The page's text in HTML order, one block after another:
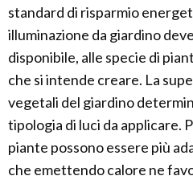
standard di risparmio
illuminazione da giardino
disponibile, alle specie di
che si intende creare. La
vegetali del giardino
tipologia di luci da applicare.
piante possono essere più
che emettendo calore ne